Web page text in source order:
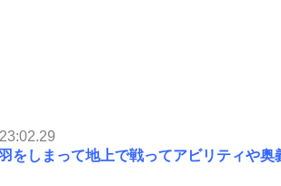
をしまって地上で戦ってアビリティや奥